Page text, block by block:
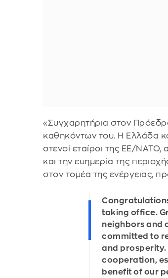
«Συγχαρητήρια στον
καθηκόντων του. Η Ελλάδα
στενοί εταίροι της ΕΕ/
και την ευημερία της
στον τομέα της ενέργειας,
taking office.
neighbors and
committed to
and
cooperation,
benefit of our